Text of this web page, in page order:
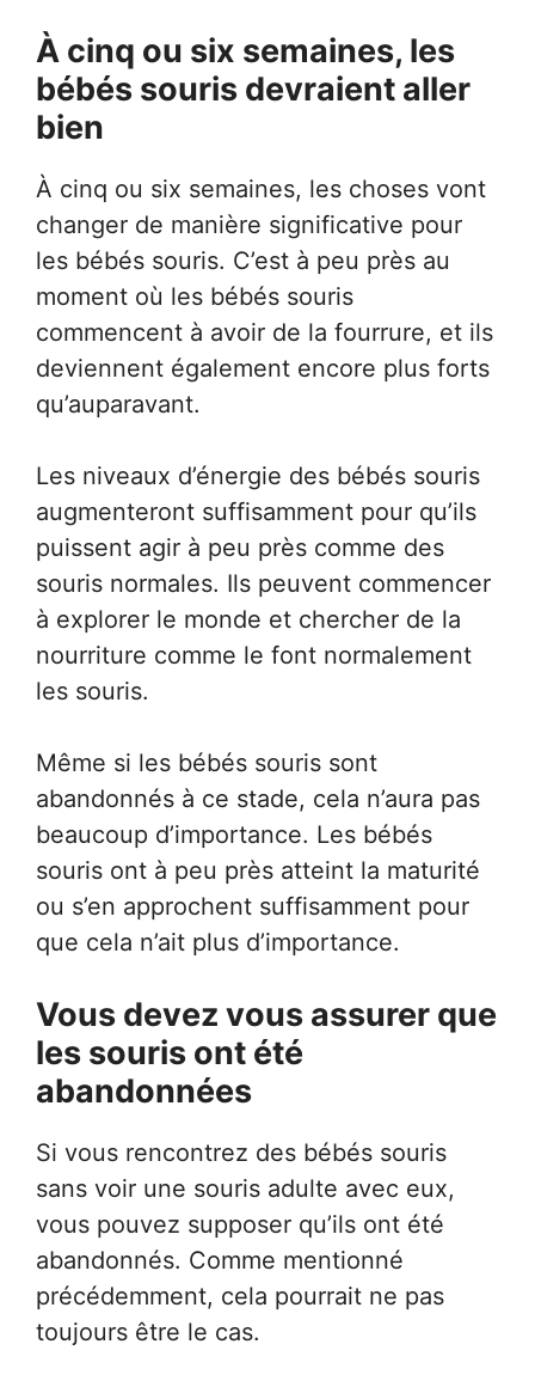
À cinq ou six semaines, les
bébés souris devraient aller
bien
À cinq ou six semaines, les choses vont
changer de manière significative pour
les bébés souris. C’est à peu près au
moment où les bébés souris
commencent à avoir de la fourrure, et ils
deviennent également encore plus forts
qu’auparavant.
Les niveaux d’énergie des bébés souris
augmenteront suffisamment pour qu’ils
puissent agir à peu près comme des
souris normales. Ils peuvent commencer
à explorer le monde et chercher de la
nourriture comme le font normalement
les souris.
Même si les bébés souris sont
abandonnés à ce stade, cela n’aura pas
beaucoup d’importance. Les bébés
souris ont à peu près atteint la maturité
ou s’en approchent suffisamment pour
que cela n’ait plus d’importance.
Vous devez vous assurer que
les souris ont été
abandonnées
Si vous rencontrez des bébés souris
sans voir une souris adulte avec eux,
vous pouvez supposer qu’ils ont été
abandonnés. Comme mentionné
précédemment, cela pourrait ne pas
toujours être le cas.